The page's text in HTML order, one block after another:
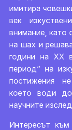
имитира
век
внимание, като
на шах и
години на ХХ
период“ на
постижения
което води
научните
Интересът към